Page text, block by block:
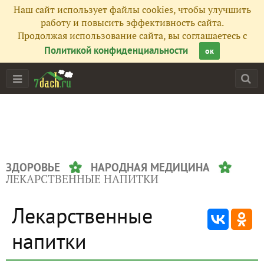
Наш сайт использует файлы cookies, чтобы улучшить
работу и повысить эффективность сайта.
Продолжая использование сайта, вы соглашаетесь с
Политикой конфиденциальности
ок
ЗДОРОВЬЕ НАРОДНАЯ МЕДИЦИНА
ЛЕКАРСТВЕННЫЕ НАПИТКИ
Лекарственные
напитки